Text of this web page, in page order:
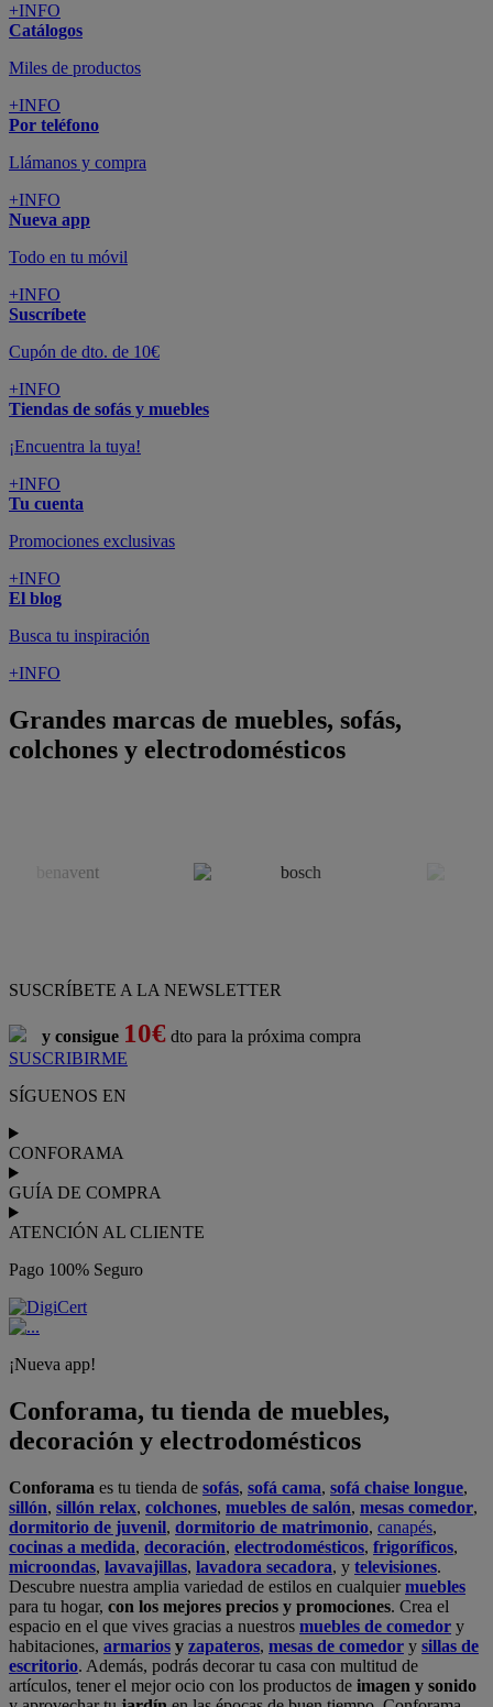
+INFO
Catálogos
Miles de productos
+INFO
Por teléfono
Llámanos y compra
+INFO
Nueva app
Todo en tu móvil
+INFO
Suscríbete
Cupón de dto. de 10€
+INFO
Tiendas de sofás y muebles
¡Encuentra la tuya!
+INFO
Tu cuenta
Promociones exclusivas
+INFO
El blog
Busca tu inspiración
+INFO
Grandes marcas de muebles, sofás,
colchones y electrodomésticos
SUSCRÍBETE A LA NEWSLETTER
y consigue 10€ dto para la próxima compra
SUSCRIBIRME
SÍGUENOS EN
CONFORAMA
GUÍA DE COMPRA
ATENCIÓN AL CLIENTE
Pago 100% Seguro
¡Nueva app!
Conforama, tu tienda de muebles,
decoración y electrodomésticos
Conforama es tu tienda de sofás, sofá cama, sofá chaise longue,
sillón, sillón relax, colchones, muebles de salón, mesas comedor,
dormitorio de juvenil, dormitorio de matrimonio, canapés,
cocinas a medida, decoración, electrodomésticos, frigoríficos,
microondas, lavavajillas, lavadora secadora, y televisiones.
Descubre nuestra amplia variedad de estilos en cualquiermuebles
para tu hogar, con los mejores precios y promociones. Crea el
espacio en el que vives gracias a nuestros muebles de comedor y
habitaciones, armarios y zapateros, mesas de comedor y sillas de
escritorio. Además, podrás decorar tu casa con multitud de
artículos, tener el mejor ocio con los productos de imagen y sonido